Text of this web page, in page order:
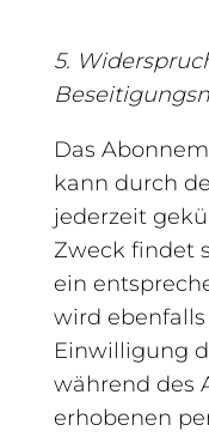
5.
Das
kann durch
jederzeit
Zweck findet
ein
wird
Einwilligung
während des
erhobenen